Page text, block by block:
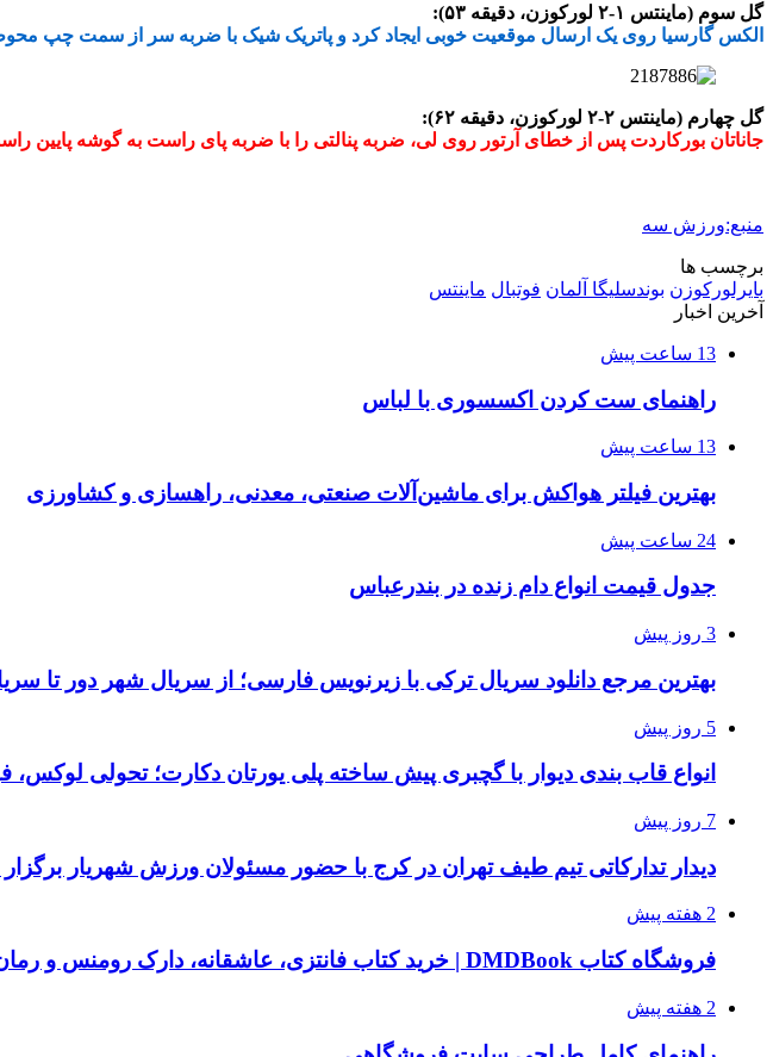
گل سوم (ماینتس ۱-۲ لورکوزن، دقیقه ۵۳):
الکس گارسیا روی یک ارسال موقعیت خوبی ایجاد کرد و پاتریک شیک با ضربه سر از سمت چپ
گل چهارم (ماینتس ۲-۲ لورکوزن، دقیقه ۶۲):
جاناتان بورکاردت پس از خطای آرتور روی لی، ضربه پنالتی را با ضربه پای راست به گوشه پایین
منبع:ورزش سه
برچسب ها
بایرلورکوزن بوندسلیگا آلمان فوتبال ماینتس
آخرین اخبار
13 ساعت پیش
راهنمای ست کردن اکسسوری با لباس
13 ساعت پیش
بهترین فیلتر هواکش برای ماشین‌آلات صنعتی، معدنی، راهسازی و کشاورزی
24 ساعت پیش
جدول قیمت انواع دام زنده در بندرعباس
3 روز پیش
بهترین مرجع دانلود سریال ترکی با زیرنویس فارسی؛ از سریال شهر دور تا
5 روز پیش
انواع قاب بندی دیوار با گچبری پیش ساخته پلی یورتان دکارت؛ تحولی
7 روز پیش
دیدار تدارکاتی تیم طیف تهران در کرج با حضور مسئولان ورزش شهریار
2 هفته پیش
فروشگاه کتاب DMDBook | خرید کتاب فانتزی، عاشقانه، دارک رومنس و رمان بدون حذفیات
2 هفته پیش